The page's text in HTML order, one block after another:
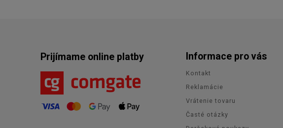
Prijímame online platby Informace pro vás
Kontakt
Reklamácie
Vrátenie tovaru
Časté otázky